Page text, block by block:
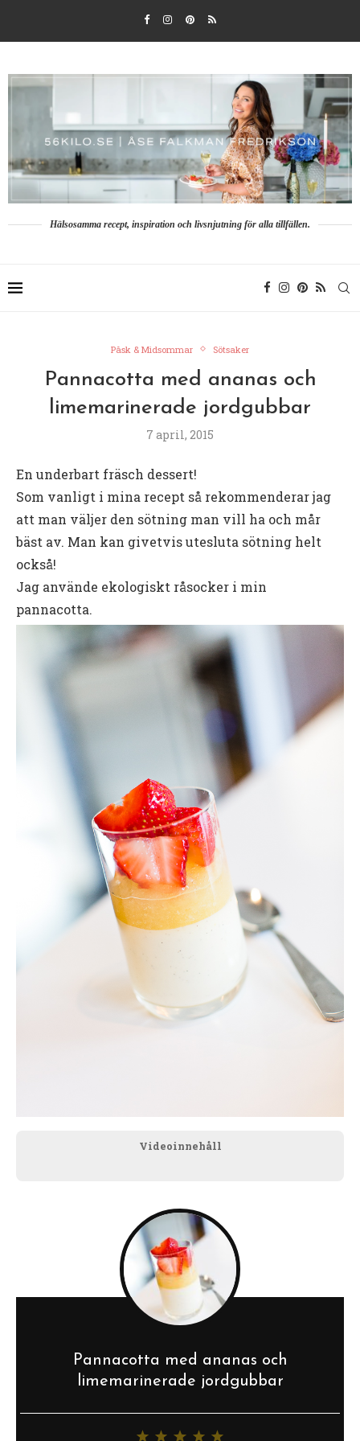
Hälsosamma recept, inspiration och livsnjutning för alla tillfällen.
Påsk & Midsommar Sötsaker
Pannacotta med ananas och
limemarinerade jordgubbar
7 april, 2015
En underbart fräsch dessert!
Som vanligt i mina recept så rekommenderar jag
att man väljer den sötning man vill ha och mår
bäst av. Man kan givetvis utesluta sötning helt
också!
Jag använde ekologiskt råsocker i min
pannacotta.
Videoinnehåll
Pannacotta med ananas och
limemarinerade jordgubbar
5
4
3
2
1